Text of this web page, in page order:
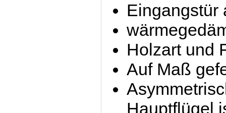
Eingangstür
Holzart und
Auf Maß
Hauptflügel